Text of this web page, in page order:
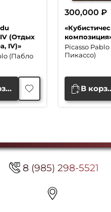
(Отдых
IV)»
(Пабло
Picasso
Пикассо)
300,000 ₽
В
8 (985) 298-5521